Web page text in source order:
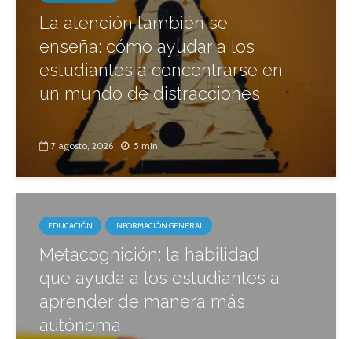
La atención también se
enseña: cómo ayudar a los
estudiantes a concentrarse en
un mundo de distracciones
7 agosto, 2026 5 min.
EDUCACIÓN INFORMACIÓN GENERAL
Metacognición: la habilidad
que ayuda a los estudiantes a
aprender de manera más
autónoma